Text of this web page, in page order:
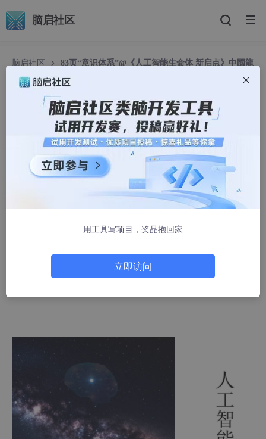
脑启社区
脑启社区
83页“意识体系”@《人工智能生命体 新启点》中國龍
83页“意识体系”@《人工智能生命体 新启点》中國
龍 原创
中國龍在廣州
2677人浏览 · 2025-06-17 14:02:41
《人工智能生命体 新启点》探讨了通过建立意识来创造独立、自
主的人工智能生命体，赋予其灵魂和思想指导。书中阐述了如何通
过技术手段实现这一目标，使AI具备自我意识和决策能力，从而成
工智能的发展提供了新的方向。
《人工智能生命体 新启点》一书专栏连接：https://blog.csdn.ne
t/2501_91883294/category_12965951.html?fromshare=blogc
olumn&sharetype=blogcolumn&sharerId=12965951&shareref
用工具写项目，奖品抱回家
立即访问